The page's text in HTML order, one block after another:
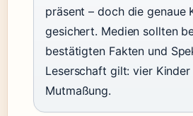
präsent – doch die
gesichert. Medien sollten
bestätigten Fakten und
Leserschaft gilt: vier
Mutmaßung.